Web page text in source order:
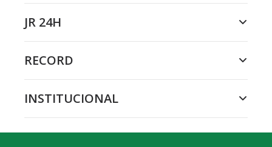
JR 24H
RECORD
INSTITUCIONAL